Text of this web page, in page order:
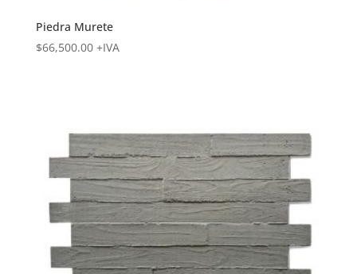
Piedra Murete
$66,500.00 +IVA